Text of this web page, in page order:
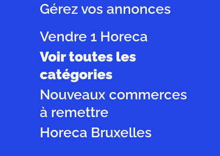
Gérez vos annonces
Vendre 1 Horeca
Voir toutes les
catégories
Nouveaux commerces
à remettre
Horeca Bruxelles